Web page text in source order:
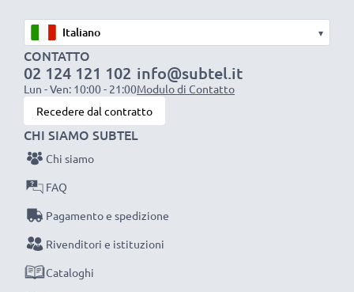
✔ non adatta per obiettivi grandangolari, super o ultra
✔ universale con filettatura a vite
Specifiche tecniche
Diametro: Ø 58mm
Materiale:Materiale sintetico
Forma:a tulipano / a fiore / a petalo
dettagli nitidi e piacevoli grazie a questo a
tulipano / a fiore / a petalo con filettatura a vite
Paraluce della CELLONIC. Ordina ora: spedizione
▾
CONTATTO
02 124 121 102
Lun - Ven: 10:00 - 21:00
info@subtel.it
Modulo di Contatto
Recedere dal contratto
CHI SIAMO SUBTEL
Chi siamo
FAQ
Pagamento e spedizione
Rivenditori e istituzioni
Cataloghi